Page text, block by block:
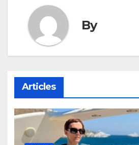
By
Articles